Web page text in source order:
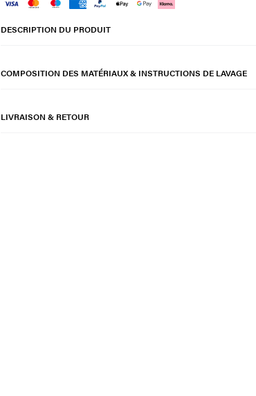
DESCRIPTION DU PRODUIT
COMPOSITION DES MATÉRIAUX & INSTRUCTIONS DE LAVAGE
LIVRAISON & RETOUR